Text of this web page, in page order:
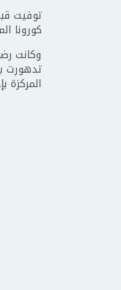
توفيت
كورونا
وكانت
تدهورت
المركزة